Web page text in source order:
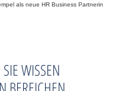
als neue HR Business Partnerin
WISSEN